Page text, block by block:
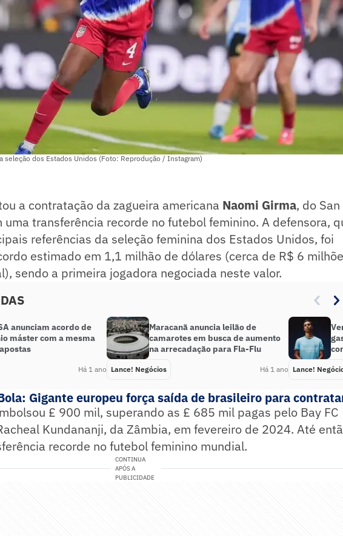
seleção dos Estados Unidos (Foto: Reprodução / Instagram)
a contratação da zagueira americana Naomi Girma, do San
uma transferência recorde no futebol feminino. A defensora,
referências da seleção feminina dos Estados Unidos, foi
estimado em 1,1 milhão de dólares (cerca de R$ 6
sendo a primeira jogadora negociada neste valor.
anunciam acordo de
máster com a mesma
Há 1 ano
Maracanã anuncia leilão de
camarotes em busca de aumento
na arrecadação para Fla-Flu
Lance! Negócios Há 1 ano Lance!
Gigante europeu força saída de brasileiro para
£ 900 mil, superando as £ 685 mil pagas pelo Bay FC
Kundananji, da Zâmbia, em fevereiro de 2024. Até
recorde no futebol feminino mundial.
CONTINUA
APÓS A
PUBLICIDADE